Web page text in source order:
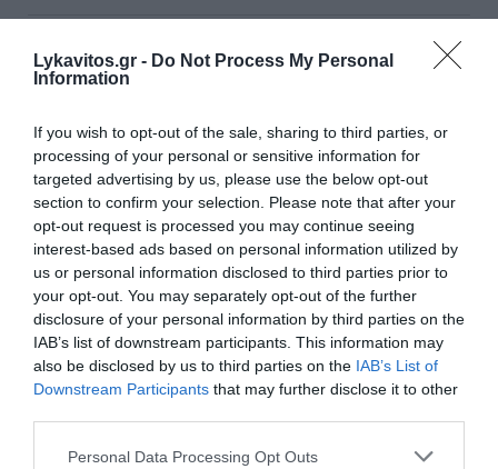
Lykavitos.gr - Do Not Process My Personal
Information
If you wish to opt-out of the sale, sharing to third parties, or
processing of your personal or sensitive information for
targeted advertising by us, please use the below opt-out
section to confirm your selection. Please note that after your
opt-out request is processed you may continue seeing
interest-based ads based on personal information utilized by
us or personal information disclosed to third parties prior to
your opt-out. You may separately opt-out of the further
disclosure of your personal information by third parties on the
IAB’s list of downstream participants. This information may
also be disclosed by us to third parties on the IAB’s List of
Downstream Participants that may further disclose it to other
Please note that this website/app uses one or more Google
Personal Data Processing Opt Outs
ΕΛΓΕΚΑ: Προληπτική απόσυρση και ανάκληση μαρμελάδας
Τα πρωτοσέλιδα των κυριακάτικων εφημερίδων
Μελίδης: «Ο ΣΥΡΙΖΑ με σαφές, σύγχρονο και κατανοητό
πρόγραμμα απευθύνεται πλέον σε όλες και όλους που
θέλουν την πολιτική αλλαγή να γίνει πράξη»
Βανς: «Η Συμφωνία για το Ορμούζ θα μπορούσε να
επαναφέρει τη ροή πετρελαίου στα προπολεμικά
επίπεδα»
Νάξος: Καλύτερη η εικόνα της φωτιάς στη Μικρή Βίγλα
Τραγωδία στην Πάρο: Πνίγηκε 4χρονος σε πισίνα beach
bar - Προσήχθησαν ιδιοκτήτης και γονείς
50.000 κτίρια χωρίς ρεύμα (Videos)